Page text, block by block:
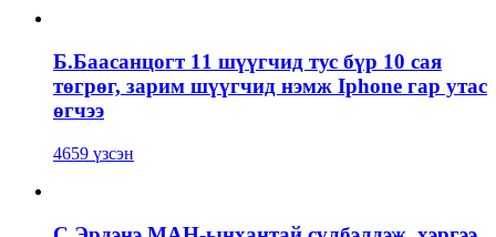
Б.Баасанцогт 11 шүүгчид тус бүр 10 сая
төгрөг, зарим шүүгчид нэмж Iphone гар утас
өгчээ
4659 үзсэн